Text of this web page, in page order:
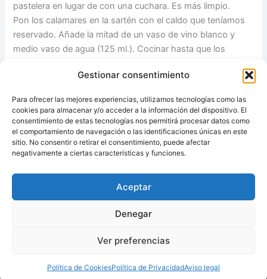
Gestionar consentimiento
Para ofrecer las mejores experiencias, utilizamos tecnologías como las
cookies para almacenar y/o acceder a la información del dispositivo. El
consentimiento de estas tecnologías nos permitirá procesar datos como
el comportamiento de navegación o las identificaciones únicas en este
sitio. No consentir o retirar el consentimiento, puede afectar
negativamente a ciertas características y funciones.
Aceptar
Denegar
Ver preferencias
Política de CookiesPolítica de PrivacidadAviso legal
pastelera en lugar de con una cuchara. Es más limpio.
Pon los calamares en la sartén con el caldo que teníamos
reservado. Añade la mitad de un vaso de vino blanco y
medio vaso de agua (125 ml.). Cocinar hasta que los
aderezado con aceite extra virgen de oliva, ralladura de
limón, zumo de limón, sal y pimienta.
Fuente:No tengo Thermomix
ANTERIOR SIGUIENTE